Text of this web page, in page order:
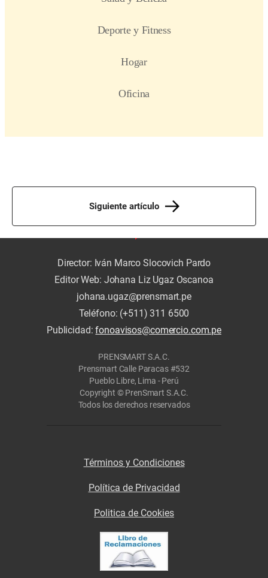
Siguiente artículo
Director: Iván Marco Slocovich Pardo
Editor Web: Johana Liz Ugaz Oscanoa
johana.ugaz@prensmart.pe
Teléfono: (+511) 311 6500
Publicidad:fonoavisos@comercio.com.pe
PRENSMART S.A.C.
Prensmart Calle Paracas #532
Pueblo Libre, Lima - Perú
Copyright © PrenSmart S.A.C.
Todos los derechos reservados
Términos y Condiciones
Política de Privacidad
Politica de Cookies